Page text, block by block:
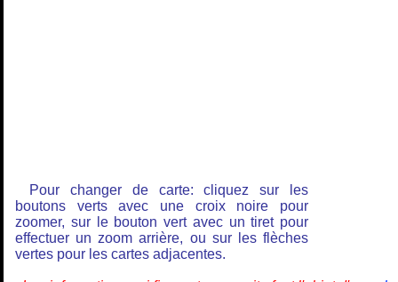
Pour changer de carte: cliquez sur les
boutons verts avec une croix noire pour
zoomer, sur le bouton vert avec un tiret pour
effectuer un zoom arrière, ou sur les flèches
vertes pour les cartes adjacentes.